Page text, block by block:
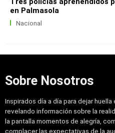
en Palmasola
Nacional
Sobre Nosotros
Inspirados día a día para dejar huella
revelando información sobre la
la pantalla momentos de alegría,
complacer las expectativas de la